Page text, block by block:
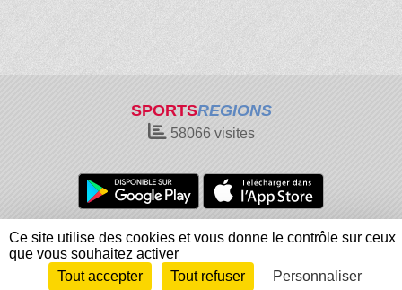
SPORTSREGIONS
58066visites
Charte cookies
Gestion des cookies
Informations légales
Signaler un contenu inapproprié
Envie de participer ?
Connexion
Ce site utilise des cookies et vous donne le contrôle sur ceux
que vous souhaitez activer
Tout accepter
Tout refuser Personnaliser